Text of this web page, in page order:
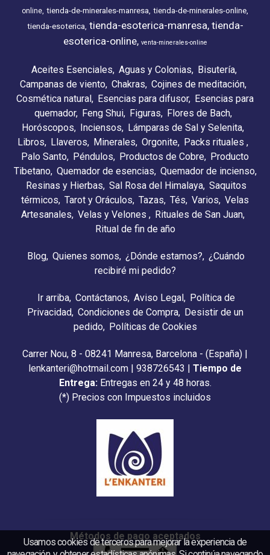
online tienda-de-minerales-manresa tienda-de-minerales-online
tienda-esoterica tienda-esoterica-manresa tienda-
esoterica-online venta-minerales-online
Aceites Esenciales Aguas y Colonias
Bisutería
Campanas de viento Chakras Cojines de meditación
Cosmética natural Esencias para difusor Esencias para
quemador
Feng Shui Figuras
Flores de Bach
Horóscopos
Inciensos
Lámparas de Sal y Selenita
Libros
Llaveros Minerales Orgonite Packs rituales
Palo Santo Péndulos Productos de Cobre Producto
Tibetano Quemador de esencias Quemador de incienso
Resinas y Hierbas Sal Rosa del Himalaya Saquitos
térmicos Tarot y Oráculos Tazas Tés Varios Velas
Artesanales Velas y Velones
Rituales de San Juan
Ritual de fin de año
Blog Quienes somos ¿Dónde estamos?
¿Cuándo
recibiré mi pedido?
Ir arriba Contáctanos Aviso Legal
Política de
Privacidad Condiciones de Compra
Desistir de un
pedido
Políticas de Cookies
Carrer Nou, 8 - 08241 Manresa, Barcelona - (España) |
lenkanteri@hotmail.com | 938726543 | Tiempo de
Entrega: Entregas en 24 y 48 horas.
(*) Precios con Impuestos incluidos
Métodos de pago aceptados
Usamos cookies de terceros para mejorar la experiencia de